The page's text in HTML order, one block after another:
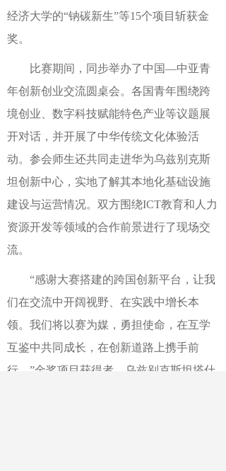
经济大学的“钠碳新生”等15个项目斩获金
奖。
比赛期间，同步举办了中国—中亚青
年创新创业交流圆桌会。各国青年围绕跨
境创业、数字科技赋能特色产业等议题展
开对话，并开展了中华传统文化体验活
动。参会师生还共同走进华为乌兹别克斯
坦创新中心，实地了解其本地化基础设施
建设与运营情况。双方围绕ICT教育和人力
资源开发等领域的合作前景进行了现场交
流。
“感谢大赛搭建的跨国创新平台，让我
们在交流中开阔视野、在实践中增长本
领。我们将以赛为媒，勇担使命，在互学
互鉴中共同成长，在创新道路上携手前
行。”金奖项目获得者、乌兹别克斯坦塔什